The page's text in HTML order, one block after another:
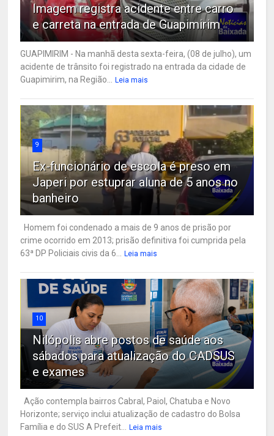
Imagem registra acidente entre carro
e carreta na entrada de Guapimirim
GUAPIMIRIM - Na manhã desta sexta-feira, (08 de julho), um
acidente de trânsito foi registrado na entrada da cidade de
Guapimirim, na Região...
Leia mais
9
Ex-funcionário de escola é preso em
Japeri por estuprar aluna de 5 anos no
banheiro
Homem foi condenado a mais de 9 anos de prisão por
crime ocorrido em 2013; prisão definitiva foi cumprida pela
63ª DP Policiais civis da 6...
Leia mais
10
Nilópolis abre postos de saúde aos
sábados para atualização do CADSUS
e exames
Ação contempla bairros Cabral, Paiol, Chatuba e Novo
Horizonte; serviço inclui atualização de cadastro do Bolsa
Família e do SUS A Prefeit...
Leia mais